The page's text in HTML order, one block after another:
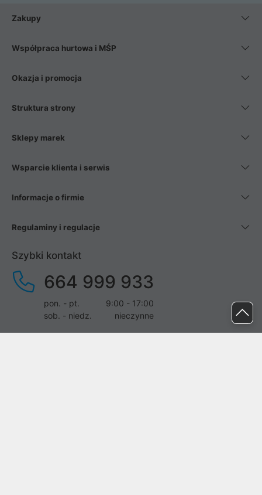
Zakupy
Współpraca hurtowa i MŚP
Okazja i promocja
Struktura strony
Sklepy marek
Wsparcie klienta i serwis
Informacje o firmie
Regulaminy i regulacje
Szybki kontakt
664 999 933
pon. - pt.
9:00 - 17:00
sob. - niedz.
nieczynne